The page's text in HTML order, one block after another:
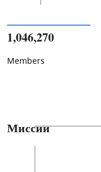
1,046,270
Members
Миссии